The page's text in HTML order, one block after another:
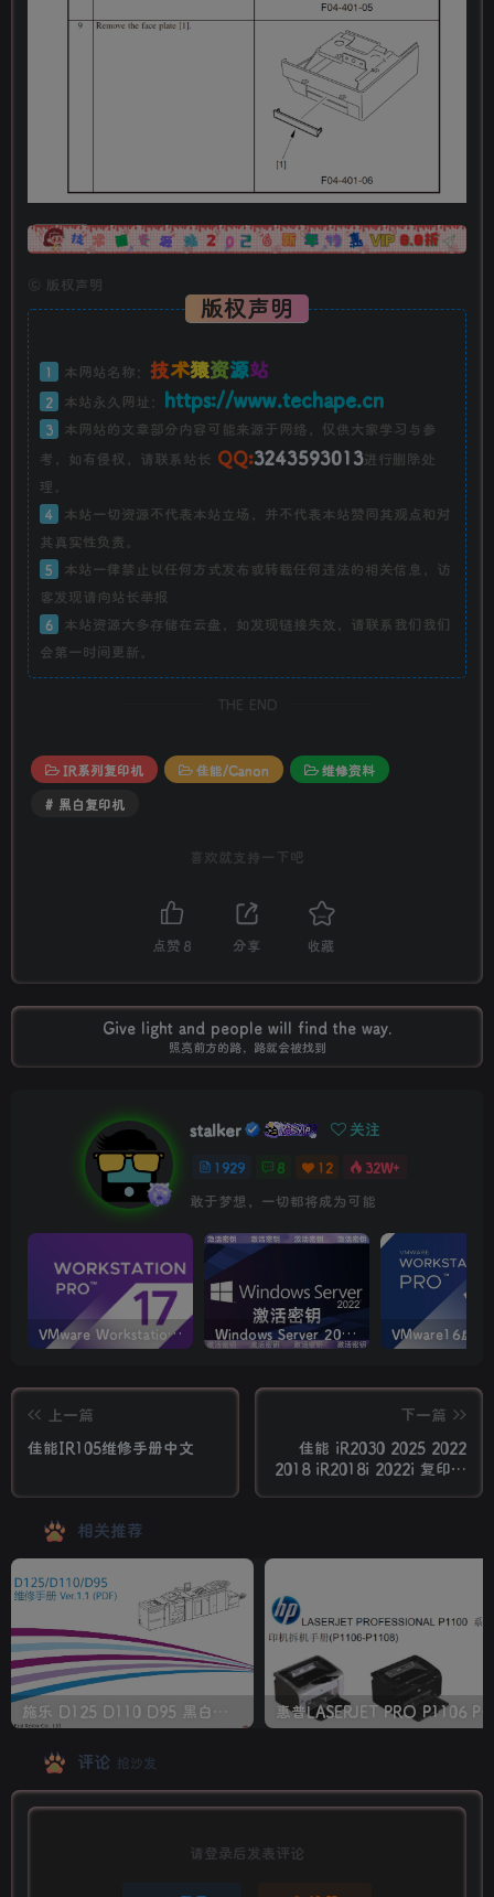
广告
© 版权声明
版权声明
1 本网站名称： 技术猿资源站
2 本站永久网址： https://www.techape.cn
3
本网站的文章部分内容可能来源于网络，仅供大家学习与参
考，如有侵权，请联系站长 QQ:3243593013进行删除处
理。
4
本站一切资源不代表本站立场，并不代表本站赞同其观点和对
其真实性负责。
5
本站一律禁止以任何方式发布或转载任何违法的相关信息，访
客发现请向站长举报
6
本站资源大多存储在云盘，如发现链接失效，请联系我们我们
会第一时间更新。
THE END
IR系列复印机 佳能/Canon
维修资料
# 黑白复印机
喜欢就支持一下吧
点赞 8 分享 收藏
Give light and people will find the way.
照亮前方的路，路就会被找到
stalker 关注
1929 8 12
32W+
敢于梦想，一切都将成为可能
VMware Workstation PRO v17.6.4 正式版_虚拟机(带激活密钥) Windows Server 2022激活密钥 2024 5月更新
上一篇
佳能IR105维修手册中文
下一篇
佳能 iR2030 2025 2022
2018 iR2018i 2022i 复印机
相关推荐
施乐 D125 D110 D95 黑白生产型高速复印机中文维修手册 惠普LASERJET PRO P1106
评论 抢沙发
请登录后发表评论